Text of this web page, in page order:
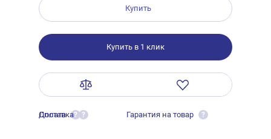
Купить
Купить в 1 клик
Оплата ?
Доставка ? Гарантия на товар ?